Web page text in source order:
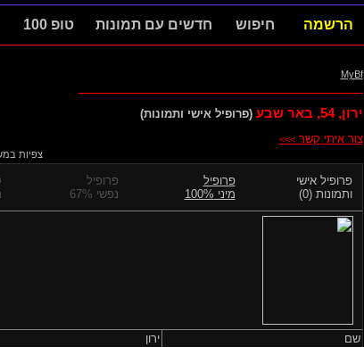
הרשמה חיפוש חדשים עם תמונות טופ 100
MyBf
ירון,54, באר שבע (פרופיל אישי ותמונות)
צור איתי קשר>>>
צפיות
פרופיל אישי
ותמונות (0)
פרופיל
מיני 100%
פרופיל
נפשי 67%
שם
ירון